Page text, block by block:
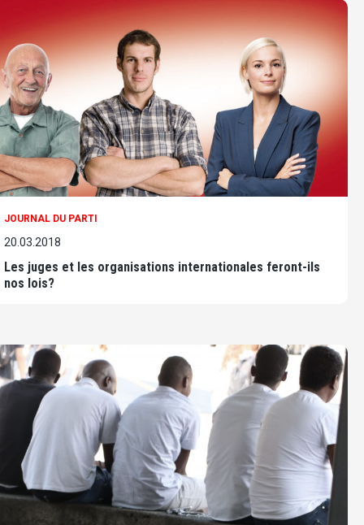
JOURNAL DU PARTI
20.03.2018
Les juges et les organisations internationales feront-ils
nos lois?